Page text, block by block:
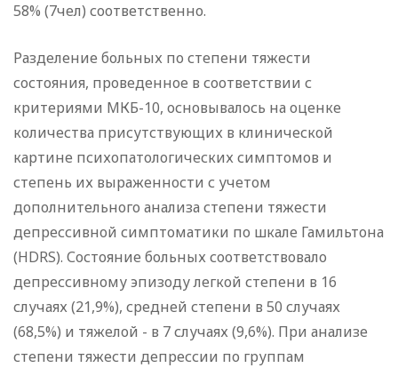
58% (7чел) соответственно.
Разделение больных по степени тяжести
состояния, проведенное в соответствии с
критериями МКБ-10, основывалось на оценке
количества присутствующих в клинической
картине психопатологических симптомов и
степень их выраженности с учетом
дополнительного анализа степени тяжести
депрессивной симптоматики по шкале Гамильтона
(HDRS). Состояние больных соответствовало
депрессивному эпизоду легкой степени в 16
случаях (21,9%), средней степени в 50 случаях
(68,5%) и тяжелой - в 7 случаях (9,6%). При анализе
степени тяжести депрессии по группам